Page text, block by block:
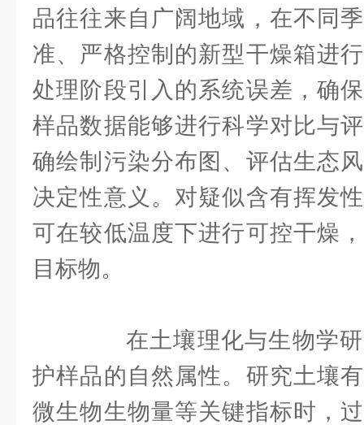
品往往来自广阔地域，在不同
准、严格控制的新型干燥箱进
处理阶段引入的系统误差，确
样品数据能够进行科学对比与
确绘制污染分布图、评估生态
决定性意义。对疑似含有挥发
可在较低温度下进行可控干燥
目标物。
在土壤理化与生物学研
护样品的自然属性。研究土壤
微生物生物量等关键指标时，